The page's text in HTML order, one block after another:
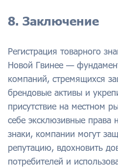
8. Заключение
Регистрация товарного
Новой Гвинее —
компаний, стремящихся
брендовые активы и
присутствие на местном
себе эксклюзивные права
знаки, компании могут
репутацию, вдохновить
потребителей и